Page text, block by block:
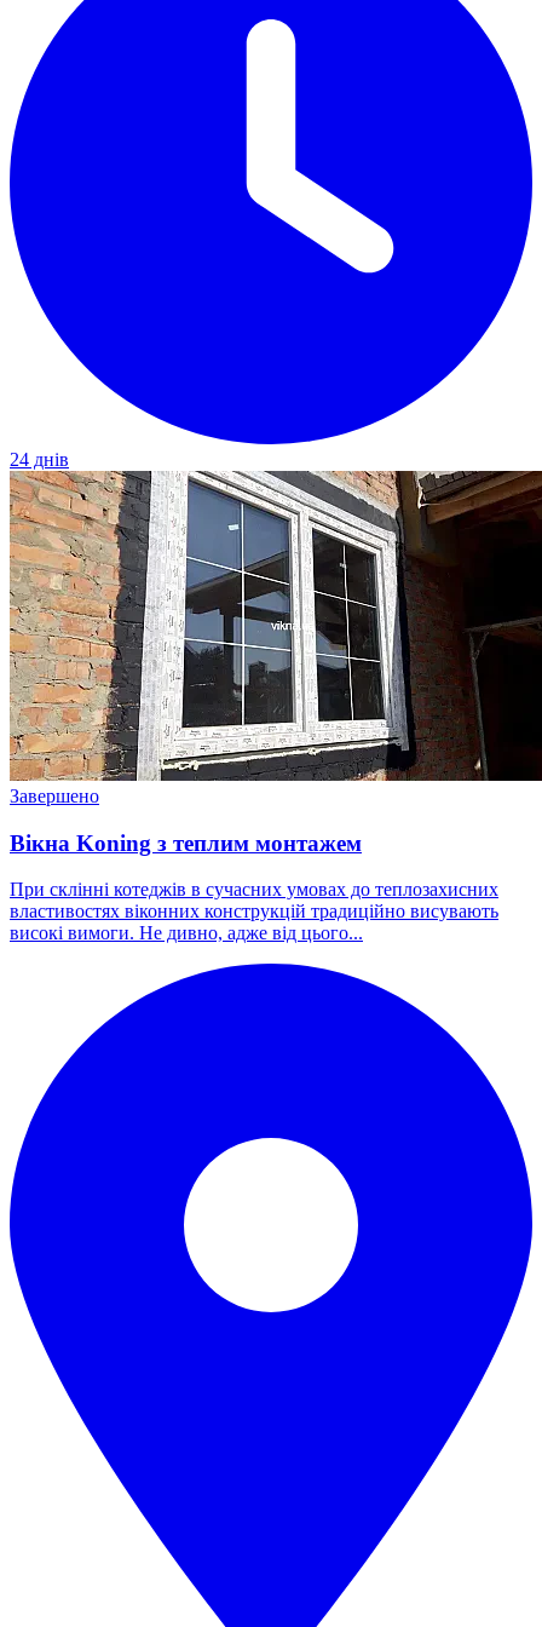
24 днів
Завершено
Вікна Koning з теплим монтажем
При склінні котеджів в сучасних умовах до теплозахисних
властивостях віконних конструкцій традиційно висувають
високі вимоги. Не дивно, адже від цього...